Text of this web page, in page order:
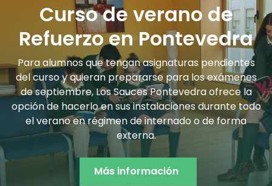
Curso de verano de
Refuerzo en Pontevedra
Para alumnos que tengan asignaturas pendientes
del curso y quieran prepararse para los exámenes
de septiembre, Los Sauces Pontevedra ofrece la
opción de hacerlo en sus instalaciones durante todo
el verano en régimen de internado o de forma
externa.
Más información